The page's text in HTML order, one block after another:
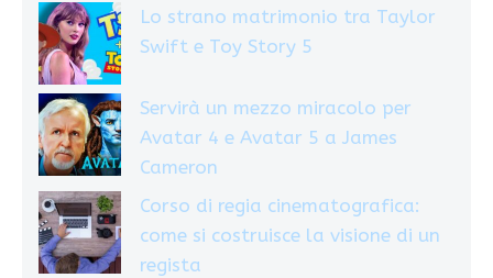
Lo strano matrimonio tra Taylor
Swift e Toy Story 5
Servirà un mezzo miracolo per
Avatar 4 e Avatar 5 a James
Cameron
Corso di regia cinematografica:
come si costruisce la visione di un
regista